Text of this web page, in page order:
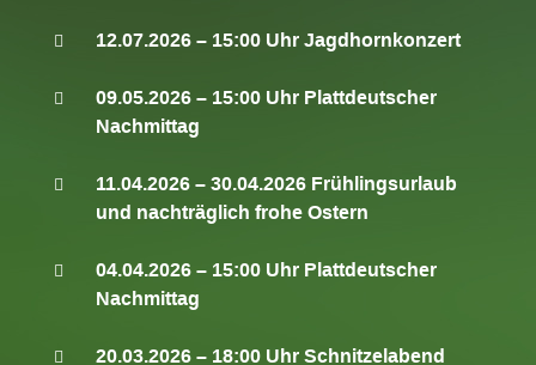
12.07.2026 – 15:00 Uhr Jagdhornkonzert
09.05.2026 – 15:00 Uhr Plattdeutscher
Nachmittag
11.04.2026 – 30.04.2026 Frühlingsurlaub
und nachträglich frohe Ostern
04.04.2026 – 15:00 Uhr Plattdeutscher
Nachmittag
20.03.2026 – 18:00 Uhr Schnitzelabend